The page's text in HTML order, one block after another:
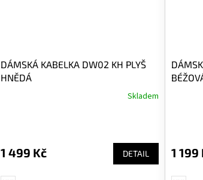
DÁMSKÁ KABELKA DW02 KH PLYŠ
HNĚDÁ
Skladem
1 499 Kč DETAIL 1 199